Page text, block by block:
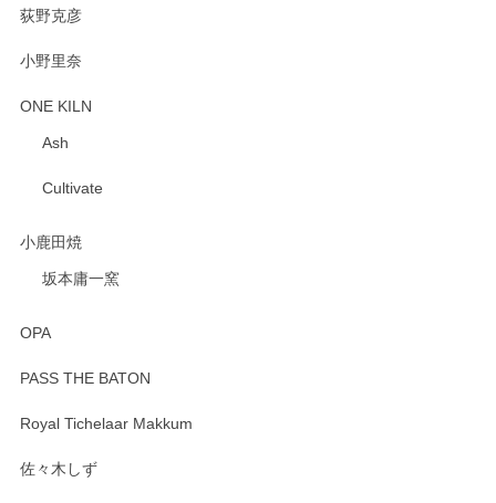
荻野克彦
小野里奈
ONE KILN
Ash
Cultivate
小鹿田焼
坂本庸一窯
OPA
PASS THE BATON
Royal Tichelaar Makkum
佐々木しず